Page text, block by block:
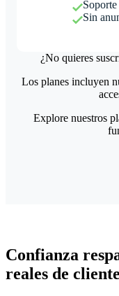
Sin
¿No quieres
Los planes incluyen
Explore nuestros
Confianza
reales de